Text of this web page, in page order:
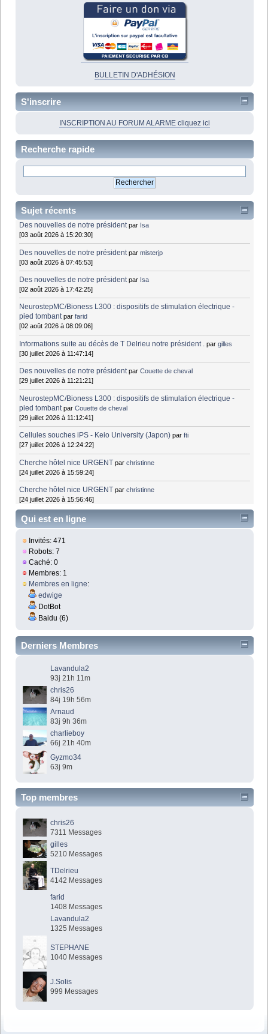
BULLETIN D'ADHÉSION
S'inscrire
INSCRIPTION AU FORUM ALARME cliquez ici
Recherche rapide
Sujet récents
Des nouvelles de notre président par Isa
[03 août 2026 à 15:20:30]
Des nouvelles de notre président parmisterjp
[03 août 2026 à 07:45:53]
Des nouvelles de notre président par Isa
[02 août 2026 à 17:42:25]
NeurostepMC/Bioness L300 : dispositifs de stimulation électrique -
pied tombant parfarid
[02 août 2026 à 08:09:06]
Informations suite au décès de T Delrieu notre président . pargilles
[30 juillet 2026 à 11:47:14]
Des nouvelles de notre président parCouette de cheval
[29 juillet 2026 à 11:21:21]
NeurostepMC/Bioness L300 : dispositifs de stimulation électrique -
pied tombant parCouette de cheval
[29 juillet 2026 à 11:12:41]
Cellules souches iPS - Keio University (Japon) parfti
[27 juillet 2026 à 12:24:22]
Cherche hôtel nice URGENT parchristinne
[24 juillet 2026 à 15:59:24]
Cherche hôtel nice URGENT parchristinne
[24 juillet 2026 à 15:56:46]
Qui est en ligne
Invités: 471
Robots: 7
Caché: 0
Membres: 1
Membres en ligne:
edwige
DotBot
Baidu (6)
Derniers Membres
Lavandula2
93j 21h 11m
chris26
84j 19h 56m
Arnaud
83j 9h 36m
charlieboy
66j 21h 40m
Gyzmo34
63j 9m
Top membres
chris26
7311 Messages
gilles
5210 Messages
TDelrieu
4142 Messages
farid
1408 Messages
Lavandula2
1325 Messages
STEPHANE
1040 Messages
J.Solis
999 Messages